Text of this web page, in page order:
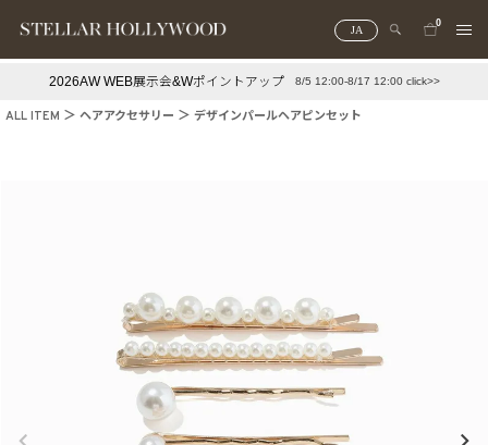
JA
0
2026AW WEB展示会&Wポイントアップ 8/5 12:00-8/17 12:00 click>>
ALL ITEM ヘアアクセサリー デザインパールヘアピンセット